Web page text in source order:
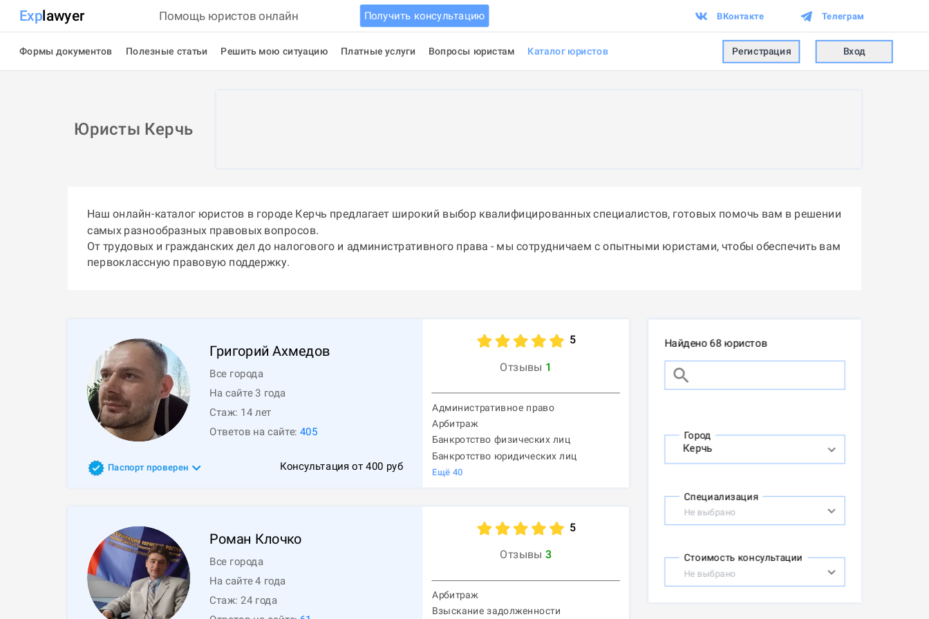
Explawyer Помощь юристов онлайн Получить консультацию ВКонтакте Телеграм
Формы документов Полезные статьи Решить мою ситуацию Платные услуги Вопросы юристам Каталог юристов Регистрация Вход
Юристы Керчь
Наш онлайн-каталог юристов в городе Керчь предлагает широкий выбор квалифицированных специалистов, готовых помочь вам в решении
самых разнообразных правовых вопросов.
От трудовых и гражданских дел до налогового и административного права - мы сотрудничаем с опытными юристами, чтобы обеспечить вам
первоклассную правовую поддержку.
Григорий Ахмедов
Все города
На сайте 3 года
Стаж: 14 лет
Ответов на сайте: 405
Паспорт проверен Консультация от400 руб
5
Отзывы 1
Административное право
Арбитраж
Банкротство физических лиц
Банкротство юридических лиц
Ещё 40
Роман Клочко
Все города
На сайте 4 года
Стаж: 24 года
5
Отзывы 3
Арбитраж
Взыскание задолженности
Найдено 68 юристов
Город
Специализация
Не выбрано
Стоимость консультации
Не выбрано